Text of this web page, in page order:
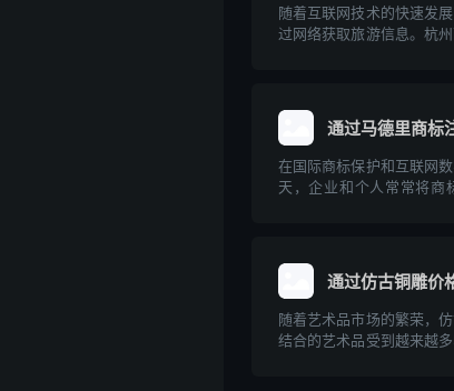
随着互联网技术的快速发
过网络获取旅游信息。杭
通过马德里商标
在国际商标保护和互联网
天，企业和个人常常将商
如何有效利用...通过仿古铜雕价
随着艺术品市场的繁荣，
结合的艺术品受到越来越